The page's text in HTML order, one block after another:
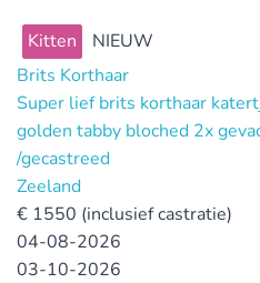
Kitten
NIEUW
Brits Korthaar
Super lief brits korthaar
golden tabby bloched 2x
/gecastreed
Zeeland
€ 1550 (inclusief castratie)
04-08-2026
03-10-2026